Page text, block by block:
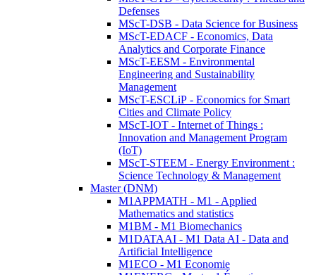
Defenses
MScT-DSB - Data Science for Business
MScT-EDACF - Economics, Data
Analytics and Corporate Finance
MScT-EESM - Environmental
Engineering and Sustainability
Management
MScT-ESCLiP - Economics for Smart
Cities and Climate Policy
MScT-IOT - Internet of Things :
Innovation and Management Program
(IoT)
MScT-STEEM - Energy Environment :
Science Technology & Management
Master (DNM)
M1APPMATH - M1 - Applied
Mathematics and statistics
M1BM - M1 Biomechanics
M1DATAAI - M1 Data AI - Data and
Artificial Intelligence
M1ECO - M1 Economie